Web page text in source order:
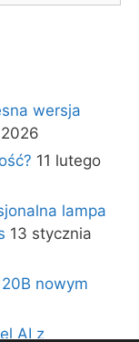
wersja
11 lutego
lampa
13 stycznia
nowym
AI z